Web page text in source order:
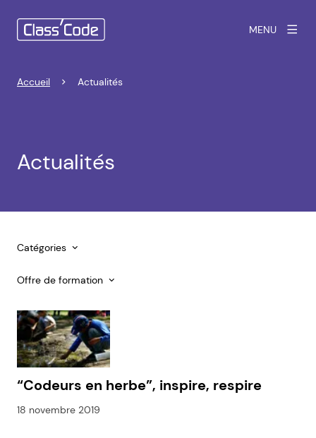
MENU
Accueil Actualités
Actualités
Catégories
Offre de formation
“Codeurs en herbe”, inspire, respire
18 novembre 2019